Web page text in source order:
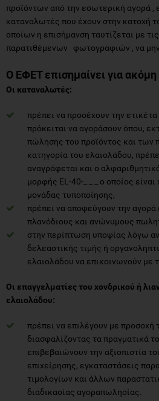
προϊόντων από την εσωτερική αγορά ,
καταναλωτές που έχουν στην κατοχή
οποίων η επισήμανση ταυτίζεται με
παρατιθέμενων φωτογραφιών , να
Ο ΕΦΕΤ επισημαίνει για ακόμη
Οι καταναλωτές:
πρέπει να προσέχουν την
πρόκειται να αγοράσουν όπου,
πώλησης του προϊόντος και των
κατηγορία του ελαιολάδου,
αναγράφεται και ο
μορφής EL-40-_ _ _ o οποίος
μονάδας τυποποίησης,
πρέπει να αποφεύγουν την αγορά
πλανόδιους και ανώνυμους
στην περίπτωση υποψίας λόγω
δελεαστικής τιμής ή
ελαιολάδου να επικοινωνούν με
Οι επαγγελματίες του χονδρικού ή
ελαιολάδου:
πρέπει να επιλέγουν με προσοχή
διασφαλίζοντας τα πραγματικά
επιβεβαιώνουν την αξιοπιστία
επιχείρησης, εγκαταστάσεις
τιμολογίων και άλλων
διαδικασίας αγοραπωλησίας.